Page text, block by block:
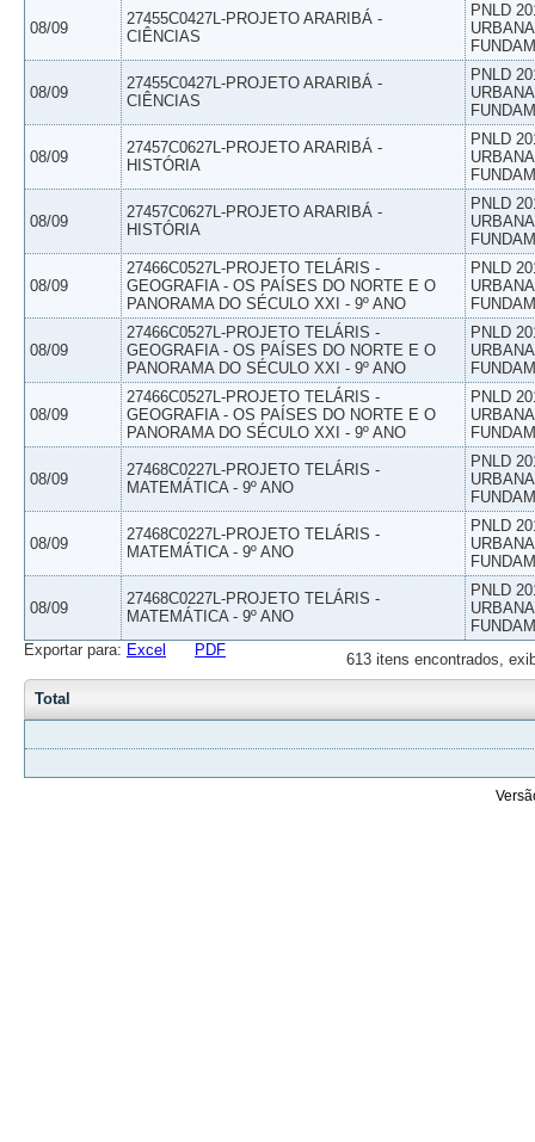
08/09
27455C0427L-PROJETO ARARIBÁ -
CIÊNCIAS
PNLD
08/09
27455C0427L-PROJETO ARARIBÁ -
CIÊNCIAS
PNLD
08/09
27457C0627L-PROJETO ARARIBÁ -
HISTÓRIA
PNLD
08/09
27457C0627L-PROJETO ARARIBÁ -
HISTÓRIA
PNLD
08/09
27466C0527L-PROJETO TELÁRIS -
GEOGRAFIA - OS PAÍSES DO NORTE E O
PANORAMA DO SÉCULO XXI - 9º ANO
PNLD
08/09
27466C0527L-PROJETO TELÁRIS -
GEOGRAFIA - OS PAÍSES DO NORTE E O
PANORAMA DO SÉCULO XXI - 9º ANO
PNLD
08/09
27466C0527L-PROJETO TELÁRIS -
GEOGRAFIA - OS PAÍSES DO NORTE E O
PANORAMA DO SÉCULO XXI - 9º ANO
PNLD
08/09
27468C0227L-PROJETO TELÁRIS -
MATEMÁTICA - 9º ANO
PNLD
08/09
27468C0227L-PROJETO TELÁRIS -
MATEMÁTICA - 9º ANO
PNLD
08/09
27468C0227L-PROJETO TELÁRIS -
MATEMÁTICA - 9º ANO
PNLD
613 itens encontrados,
Exportar para: Excel PDF
Total